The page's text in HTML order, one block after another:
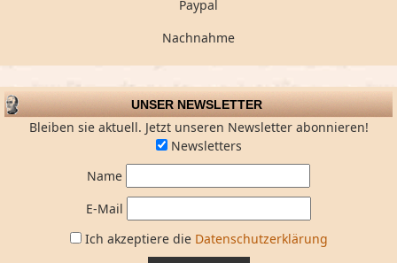
Paypal
Nachnahme
UNSER NEWSLETTER
Bleiben sie aktuell. Jetzt unseren Newsletter abonnieren!
Newsletters
Name
E-Mail
Ich akzeptiere die Datenschutzerklärung